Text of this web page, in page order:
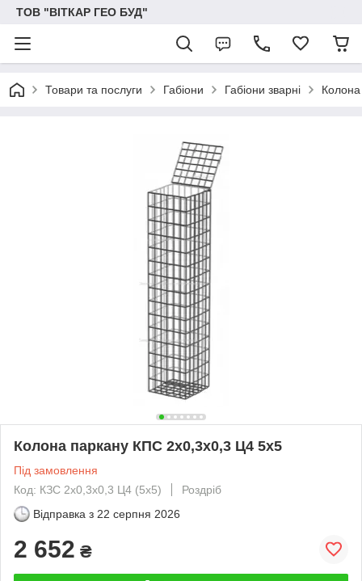
ТОВ "ВІТКАР ГЕО БУД"
Товари та послуги Габіони Габіони зварні Колона
Колона паркану КПС 2х0,3х0,3 Ц4 5х5
Під замовлення
Код: КЗС 2х0,3х0,3 Ц4 (5х5)
Роздріб
Відправка з 22 серпня 2026
2 652 ₴